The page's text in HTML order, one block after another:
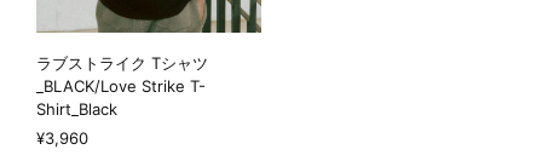
ラブストライク Tシャツ
_BLACK/Love Strike T-
Shirt_Black
¥3,960